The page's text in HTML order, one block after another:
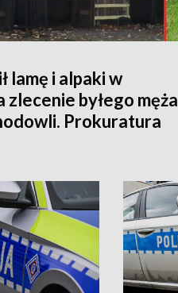
lamę i alpaki w
zlecenie byłego męża
Prokuratura